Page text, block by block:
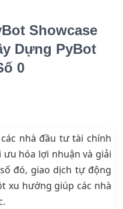
Showcase
Dựng PyBot
0
nhà đầu tư tài chính
hóa lợi nhuận và giải
đó, giao dịch tự động
xu hướng giúp các nhà